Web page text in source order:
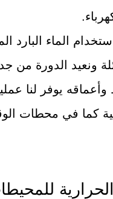
الماء
ونعيد الدورة من
يوفر لنا
كما في محطات